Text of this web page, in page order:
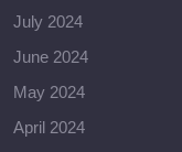
July 2024
June 2024
May 2024
April 2024